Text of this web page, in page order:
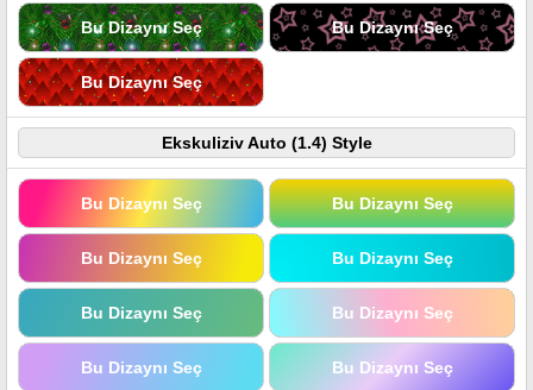
Bu Dizaynı Seç Bu Dizaynı Seç
Bu Dizaynı Seç
Ekskuliziv Auto (1.4) Style
Bu Dizaynı Seç Bu Dizaynı Seç
Bu Dizaynı Seç Bu Dizaynı Seç
Bu Dizaynı Seç Bu Dizaynı Seç
Bu Dizaynı Seç Bu Dizaynı Seç